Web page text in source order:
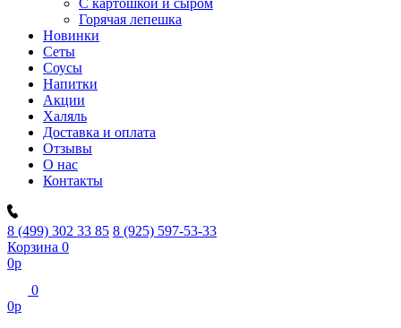
С картошкой и сыром
Горячая лепешка
Новинки
Сеты
Соусы
Напитки
Акции
Халяль
Доставка и оплата
Отзывы
О нас
Контакты
8 (499) 302 33 85 8 (925) 597-53-33
Корзина 0
0р
0
0р